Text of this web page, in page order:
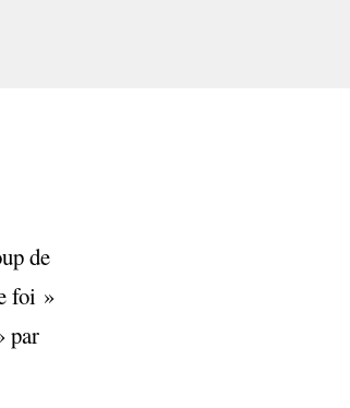
de
foi »
par